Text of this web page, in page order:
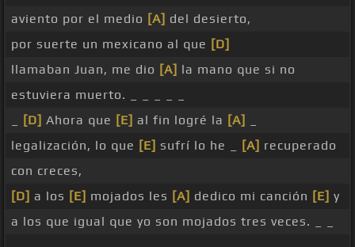
aviento por el medio [A] del desierto,
por suerte un mexicano al que [D]
llamaban Juan, me dio [A] la mano que si no
estuviera muerto. _ _ _ _ _
[D] Ahora que [E] al fin logré la [A]
legalización, lo que [E] sufrí lo he _ [A] recuperado
con creces,
[D] a los [E] mojados les [A] dedico mi canción [E] y
a los que igual que yo son mojados tres veces. _ _